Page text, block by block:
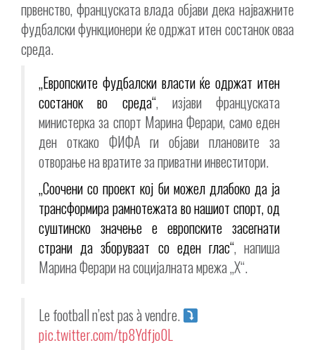
првенство, француската влада објави дека најважните
фудбалски функционери ќе одржат итен состанок оваа
среда.
„Европските фудбалски власти ќе одржат итен
состанок во среда“, изјави француската
министерка за спорт Марина Ферари, само еден
ден откако ФИФА ги објави плановите за
отворање на вратите за приватни инвеститори.
„Соочени со проект кој би можел длабоко да ја
трансформира рамнотежата во нашиот спорт, од
суштинско значење е европските засегнати
страни да зборуваат со еден глас“, напиша
Марина Ферари на социјалната мрежа „X“.
Le football n’est pas à vendre.
pic.twitter.com/tp8Ydfjo0L